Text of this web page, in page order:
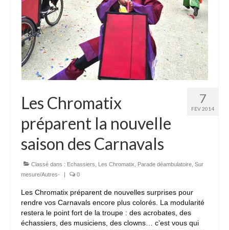
7
FÉV 2014
Les Chromatix
préparent la nouvelle
saison des Carnavals
Classé dans : Echassiers Les Chromatix Parade déambulatoire Sur
mesure/Autres-
| 0
Les Chromatix préparent de nouvelles surprises pour
rendre vos Carnavals encore plus colorés. La modularité
restera le point fort de la troupe : des acrobates, des
échassiers, des musiciens, des clowns… c’est vous qui